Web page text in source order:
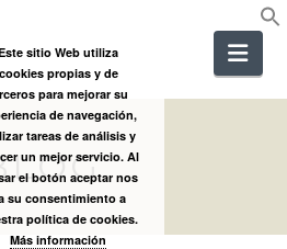
sitio Web utiliza
cookies propias y de
para mejorar su
de navegación,
tareas de análisis y
un mejor servicio. Al
el botón aceptar nos
su consentimiento a
política de cookies.
Más información